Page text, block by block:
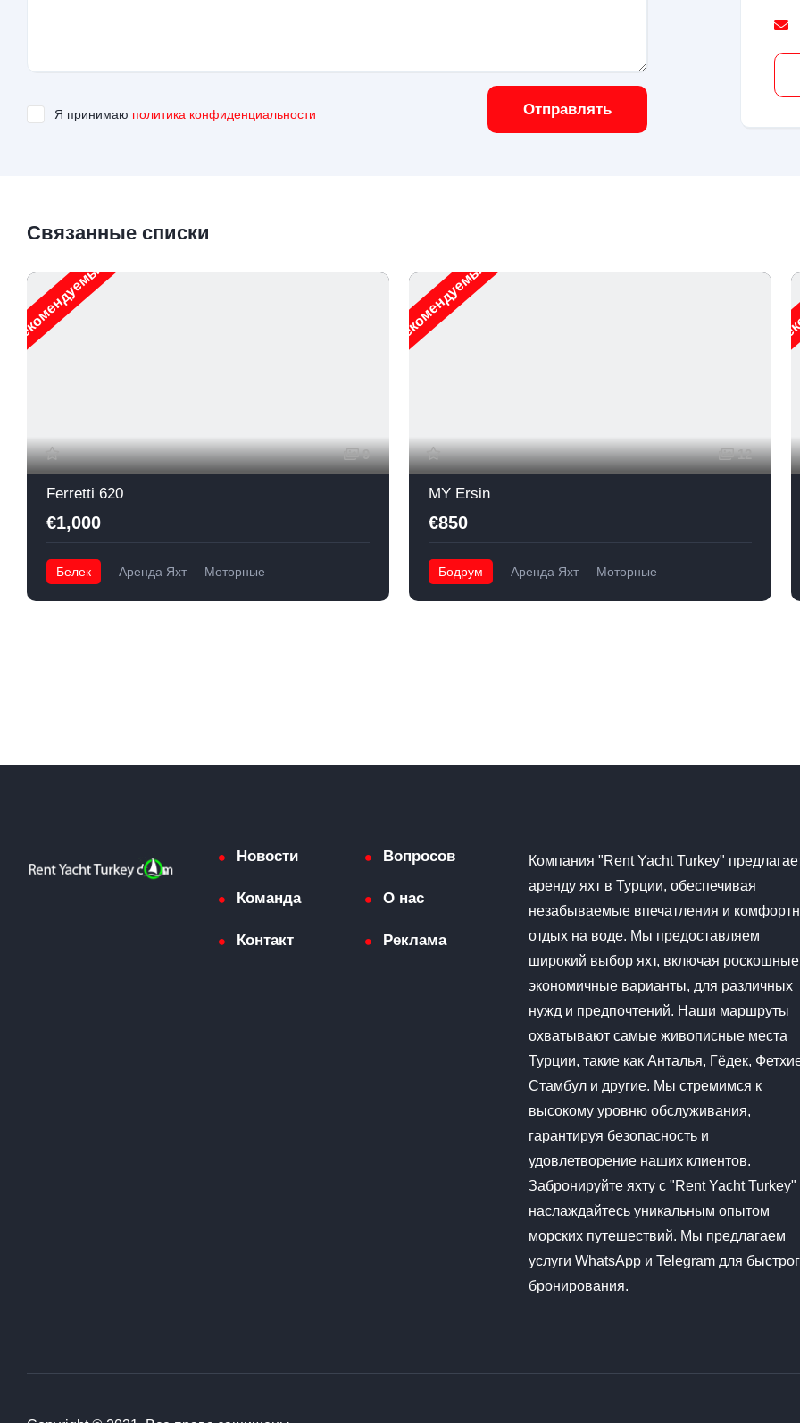
Я принимаю политика конфиденциальности Отправлять
Связанные списки
Рекомендуемые
9
Ferretti 620
€1,000
Белек Аренда Яхт Моторные
Рекомендуемые
12
MY Ersin
€850
Бодрум Аренда Яхт Моторные
Новости Вопросов
Команда О нас
Контакт Реклама
Компания "Rent Yacht Turkey"
аренду яхт в Турции, обеспечивая
незабываемые впечатления и
отдых на воде. Мы предоставляем
широкий выбор яхт, включая
экономичные варианты, для различных
нужд и предпочтений. Наши маршруты
охватывают самые живописные места
Турции, такие как Анталья, Гёдек,
Стамбул и другие. Мы стремимся к
высокому уровню обслуживания,
гарантируя безопасность и
удовлетворение наших клиентов.
Забронируйте яхту с "Rent Yacht Turkey"
наслаждайтесь уникальным опытом
морских путешествий. Мы предлагаем
услуги WhatsApp и Telegram для
бронирования.